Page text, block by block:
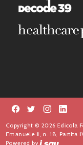
Copyright © 2026 Edicola
Emanuele II, n. 18, Partita
Powered by